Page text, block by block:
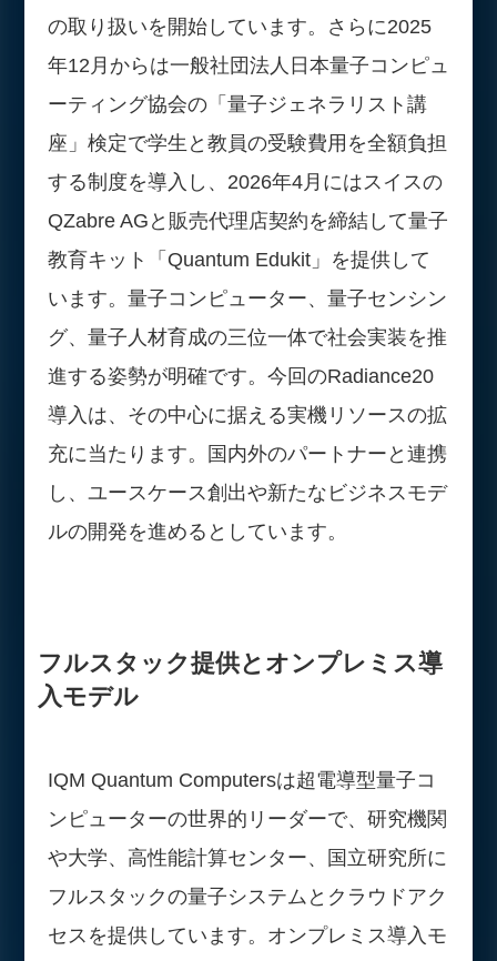
の取り扱いを開始しています。さらに2025
年12月からは一般社団法人日本量子コンピュ
ーティング協会の「量子ジェネラリスト講
座」検定で学生と教員の受験費用を全額負担
する制度を導入し、2026年4月にはスイスの
QZabre AGと販売代理店契約を締結して量子
教育キット「Quantum Edukit」を提供して
います。量子コンピューター、量子センシン
グ、量子人材育成の三位一体で社会実装を推
進する姿勢が明確です。今回のRadiance20
導入は、その中心に据える実機リソースの拡
充に当たります。国内外のパートナーと連携
し、ユースケース創出や新たなビジネスモデ
ルの開発を進めるとしています。
フルスタック提供とオンプレミス導
入モデル
IQM Quantum Computersは超電導型量子コ
ンピューターの世界的リーダーで、研究機関
や大学、高性能計算センター、国立研究所に
フルスタックの量子システムとクラウドアク
セスを提供しています。オンプレミス導入モ